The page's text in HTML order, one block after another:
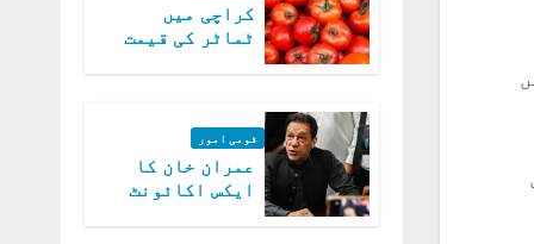
میں
کراچی میں
ٹماٹر کی قیمت
قومی امور
عمران خان کا
ایکس اکائونٹ